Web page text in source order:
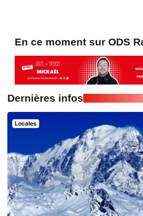
En ce moment sur ODS
Dernières infos
Locales